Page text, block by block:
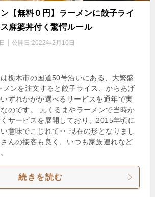
【無料０円】ラーメンに餃子ライ
麻婆丼付く驚愕ルール
公開日:2022年2月10日
栃木市の国道50号沿いにある、大繁盛
メンを注文すると餃子ライス、からあげ
ずれかがが選べるサービスを通年で実
のです。 元くるまやラーメンで当時か
サービスを展開しており、2015年頃に
意味でこじれて‥ 現在の形となりまし
んの接客も良く、いつも家族連れなど
続きを読む